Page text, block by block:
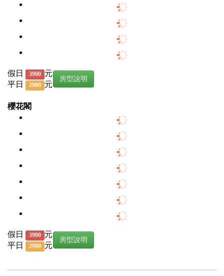
假日 3900 元
平日
2900 元
房型說明
櫻花閣
假日 3900 元
平日
2900 元
房型說明